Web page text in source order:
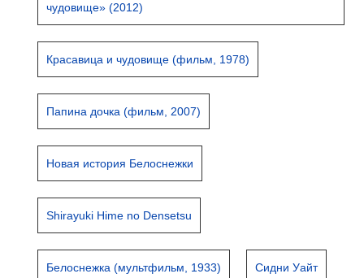
чудовище» (2012)
Красавица и чудовище (фильм, 1978)
Папина дочка (фильм, 2007)
Новая история Белоснежки
Shirayuki Hime no Densetsu
Белоснежка (мультфильм, 1933) Сидни Уайт